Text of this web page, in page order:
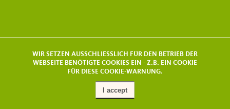
WIR SETZEN AUSSCHLIESSLICH FÜR DEN BETRIEB DER
WEBSEITE BENÖTIGTE COOKIES EIN - Z.B. EIN COOKIE
FÜR DIESE COOKIE-WARNUNG.
I accept